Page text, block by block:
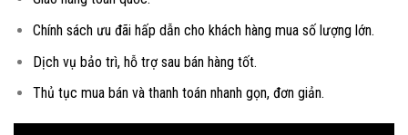
Chính sách ưu đãi hấp dẫn cho khách hàng mua số lượng lớn.
Dịch vụ bảo trì, hỗ trợ sau bán hàng tốt.
Thủ tục mua bán và thanh toán nhanh gọn, đơn giản.